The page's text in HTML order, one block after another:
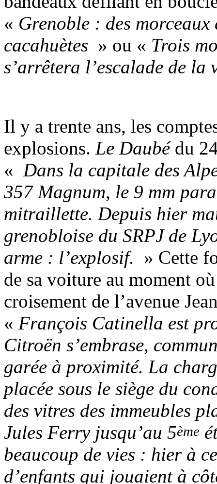
« Grenoble : des morceaux
cacahuètes » ou « Trois
s’arrêtera l’escalade de
Il y a trente ans, les
explosions. Le Daubédu
« Dans la capitale des
357 Magnum, le 9 mm
mitraillette. Depuis hier
grenobloise du SRPJ de
arme : l’explosif. » Cette
de sa voiture au moment
croisement de l’avenue
« François Catinella est
Citroën s’embrase,
garée à proximité. La
placée sous le siège du
des vitres des immeubles
Jules Ferry jusqu’au 5ème
beaucoup de vies : hier à
d’enfants qui jouaient à